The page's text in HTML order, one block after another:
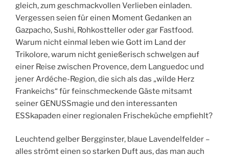
gleich, zum geschmackvollen Verlieben einladen.
Vergessen seien für einen Moment Gedanken an
Gazpacho, Sushi, Rohkostteller oder gar Fastfood.
Warum nicht einmal leben wie Gott im Land der
Trikolore, warum nicht genießerisch schwelgen auf
einer Reise zwischen Provence, dem Languedoc und
jener Ardéche-Region, die sich als das „wilde Herz
Frankeichs“ für feinschmeckende Gäste mitsamt
seiner GENUSSmagie und den interessanten
ESSkapaden einer regionalen Frischeküche empfiehlt?
Leuchtend gelber Bergginster, blaue Lavendelfelder –
alles strömt einen so starken Duft aus, das man auch